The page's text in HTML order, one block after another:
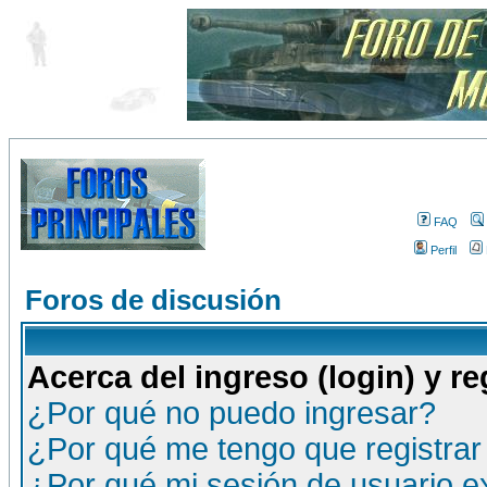
FAQ
Perfil
Foros de discusión
Acerca del ingreso (login) y
¿Por qué no puedo ingresar?
¿Por qué me tengo que